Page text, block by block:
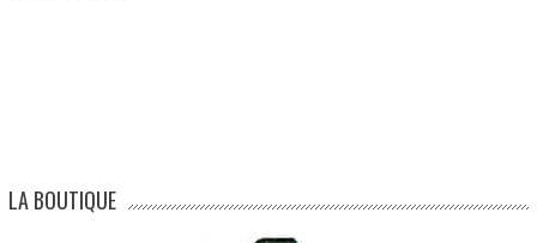
LA BOUTIQUE